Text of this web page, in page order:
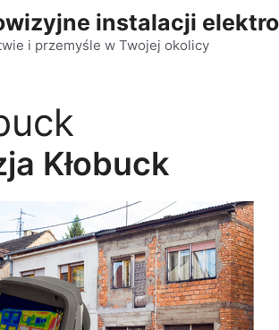
instalacji
i przemyśle w Twojej okolicy
Kłobuck